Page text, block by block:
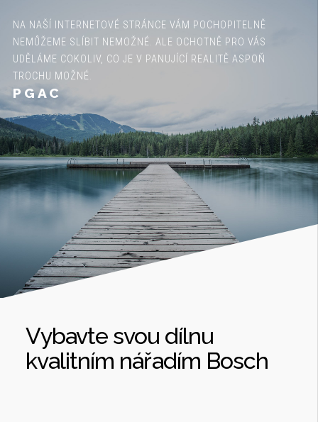
NA NAŠÍ INTERNETOVÉ STRÁNCE VÁM POCHOPITELNĚ
NEMŮŽEME SLÍBIT NEMOŽNÉ. ALE OCHOTNĚ PRO VÁS
UDĚLÁME COKOLIV, CO JE V PANUJÍCÍ REALITĚ ASPOŇ
TROCHU MOŽNÉ.
PGAC
Vybavte svou dílnu
kvalitním nářadím Bosch